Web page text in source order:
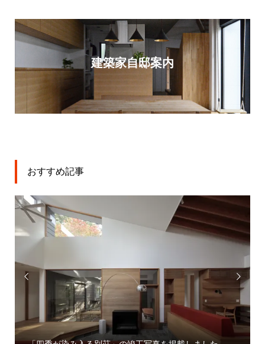
建築家自邸案内
おすすめ記事
 